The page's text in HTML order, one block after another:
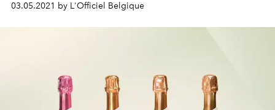
03.05.2021 by L'Officiel Belgique